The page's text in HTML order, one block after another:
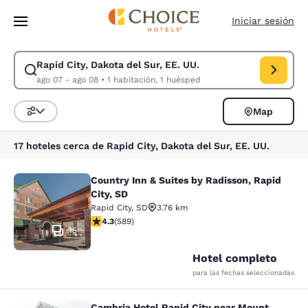
Pasar A Contenido Principal
Iniciar sesión
Rapid City, Dakota del Sur, EE. UU.
ago 07 - ago 08• 1 habitación, 1 huésped
Modificar la búsqueda de Rapid City, Dakota del Sur, EE. UU.. Fecha
Ordenar y filtrar
Map
17 hoteles cerca de Rapid City, Dakota del Sur, EE. UU.
Country Inn & Suites by Radisson,
15
Country Inn & Suites by Radisson, Rapid
City, SD
Rapid City, SD
3.76 km
calificación de 4.33 estrellas. Excelente. 589 reseñas
4.3(589)
Hotel completo
para las fechas seleccionadas